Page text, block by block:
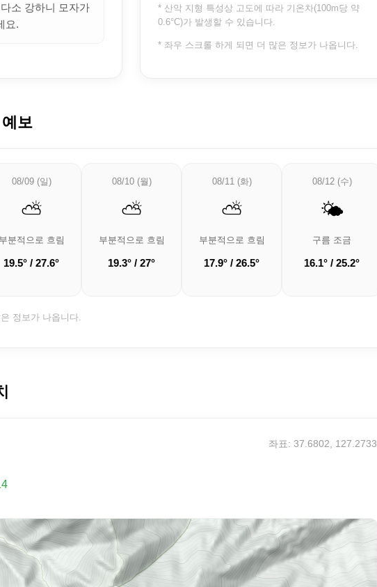
소 강하니 모자가
요.
* 산악 지형 특성상 고도에 따라 기온차(100m당 약
0.6°C)가 발생할 수 있습니다.
* 좌우 스크롤 하게 되면 더 많은 정보가 나옵니다.
보
08/09 (일)
⛅
부분적으로 흐림
19.5° / 27.6°
08/10 (월)
⛅
부분적으로 흐림
19.3° / 27°
08/11 (화)
⛅
부분적으로 흐림
17.9° / 26.5°
08/12 (수)
🌤️
구름 조금
16.1° / 25.2°
정보가 나옵니다.
좌표: 37.6802, 127.2733